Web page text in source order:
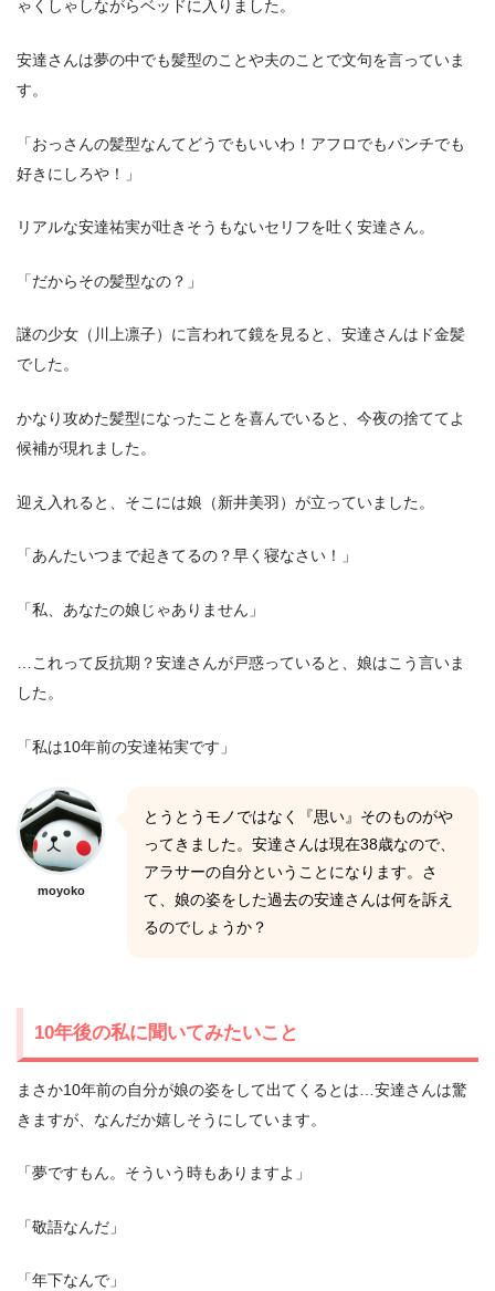
ゃくしゃしながらベッドに入りました。
安達さんは夢の中でも髪型のことや夫のことで文句を言っていま
す。
「おっさんの髪型なんてどうでもいいわ！アフロでもパンチでも
好きにしろや！」
リアルな安達祐実が吐きそうもないセリフを吐く安達さん。
「だからその髪型なの？」
謎の少女（川上凛子）に言われて鏡を見ると、安達さんはド金髪
でした。
かなり攻めた髪型になったことを喜んでいると、今夜の捨ててよ
候補が現れました。
迎え入れると、そこには娘（新井美羽）が立っていました。
「あんたいつまで起きてるの？早く寝なさい！」
「私、あなたの娘じゃありません」
…これって反抗期？安達さんが戸惑っていると、娘はこう言いま
した。
「私は10年前の安達祐実です」
moyoko
とうとうモノではなく『思い』そのものがや
ってきました。安達さんは現在38歳なので、
アラサーの自分ということになります。さ
て、娘の姿をした過去の安達さんは何を訴え
るのでしょうか？
10年後の私に聞いてみたいこと
まさか10年前の自分が娘の姿をして出てくるとは…安達さんは驚
きますが、なんだか嬉しそうにしています。
「夢ですもん。そういう時もありますよ」
「敬語なんだ」
「年下なんで」